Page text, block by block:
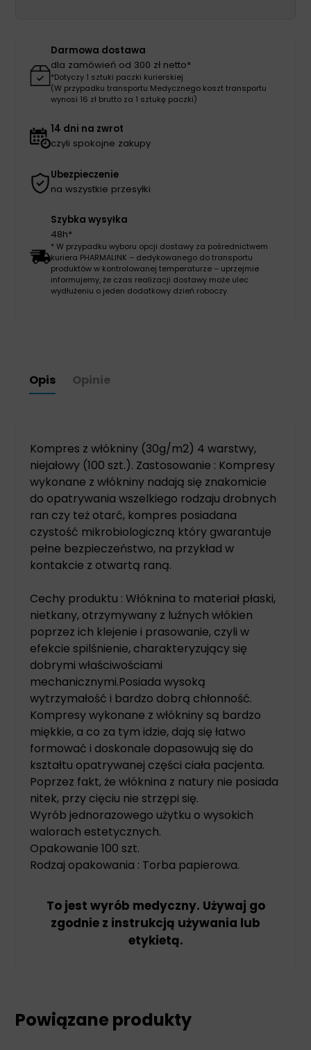
Darmowa dostawa
dla zamówień od 300 zł netto*
*Dotyczy 1 sztuki paczki kurierskiej
(W przypadku transportu Medycznego koszt transportu
wynosi 16 zł brutto za 1 sztukę paczki)
14 dni na zwrot
czyli spokojne zakupy
Ubezpieczenie
na wszystkie przesyłki
Szybka wysyłka
48h*
* W przypadku wyboru opcji dostawy za pośrednictwem
kuriera PHARMALINK – dedykowanego do transportu
produktów w kontrolowanej temperaturze – uprzejmie
informujemy, że czas realizacji dostawy może ulec
wydłużeniu o jeden dodatkowy dzień roboczy.
Opis Opinie
Kompres z włókniny (30g/m2) 4 warstwy,
niejałowy (100 szt.). Zastosowanie : Kompresy
wykonane z włókniny nadają się znakomicie
do opatrywania wszelkiego rodzaju drobnych
ran czy też otarć, kompres posiadana
czystość mikrobiologiczną który gwarantuje
pełne bezpieczeństwo, na przykład w
kontakcie z otwartą raną.
Cechy produktu : Włóknina to materiał płaski,
nietkany, otrzymywany z luźnych włókien
poprzez ich klejenie i prasowanie, czyli w
efekcie spilśnienie, charakteryzujący się
dobrymi właściwościami
mechanicznymi.Posiada wysoką
wytrzymałość i bardzo dobrą chłonność.
Kompresy wykonane z włókniny są bardzo
miękkie, a co za tym idzie, dają się łatwo
formować i doskonale dopasowują się do
kształtu opatrywanej części ciała pacjenta.
Poprzez fakt, że włóknina z natury nie posiada
nitek, przy cięciu nie strzępi się.
Wyrób jednorazowego użytku o wysokich
walorach estetycznych.
Opakowanie 100 szt.
Rodzaj opakowania : Torba papierowa.
To jest wyrób medyczny. Używaj go
zgodnie z instrukcją używania lub
etykietą.
Powiązane produkty